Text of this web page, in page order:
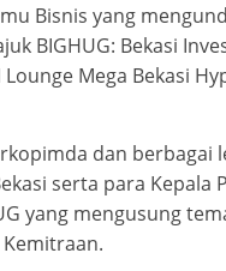
Bisnis yang
BIGHUG: Bekasi
Mega Bekasi
dan berbagai
serta para Kepala
yang mengusung